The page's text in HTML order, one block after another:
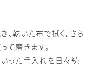
、乾いた布で拭く。さら
て磨きます。
った手入れを日々続